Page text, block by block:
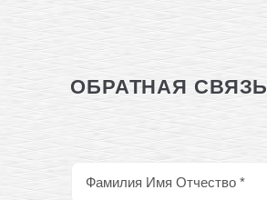
ОБРАТНАЯ СВЯЗЬ